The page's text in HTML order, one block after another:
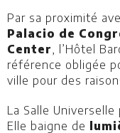
Par sa proximité
Palacio de
Center, l’Hôtel
référence obligée
ville pour des
La Salle
Elle baigne de